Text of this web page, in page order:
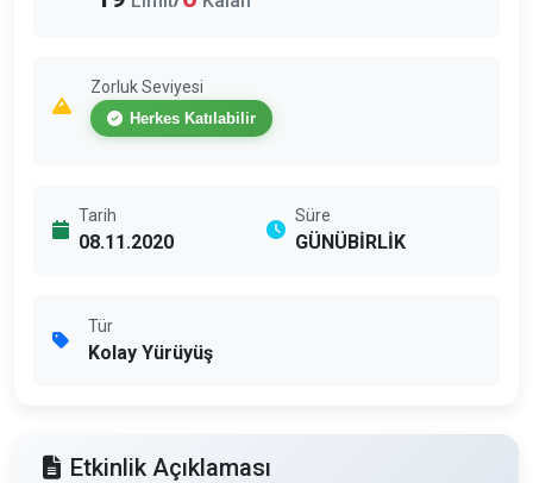
Zorluk Seviyesi
Herkes Katılabilir
Tarih
08.11.2020
Süre
GÜNÜBİRLİK
Tür
Kolay Yürüyüş
Etkinlik Açıklaması